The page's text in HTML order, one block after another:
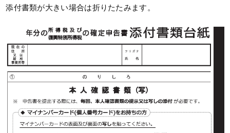
添付書類が大きい場合は折りたたみます。